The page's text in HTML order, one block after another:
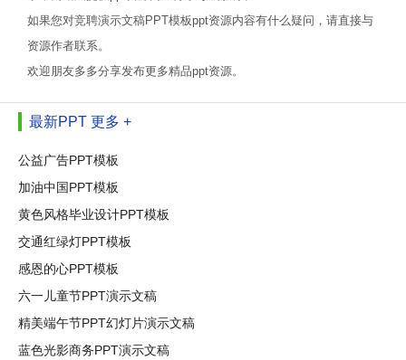
如果您对竞聘演示文稿PPT模板ppt资源内容有什么疑问，请直接与
资源作者联系。
欢迎朋友多多分享发布更多精品ppt资源。
最新PPT 更多 +
公益广告PPT模板
加油中国PPT模板
黄色风格毕业设计PPT模板
交通红绿灯PPT模板
感恩的心PPT模板
六一儿童节PPT演示文稿
精美端午节PPT幻灯片演示文稿
蓝色光影商务PPT演示文稿